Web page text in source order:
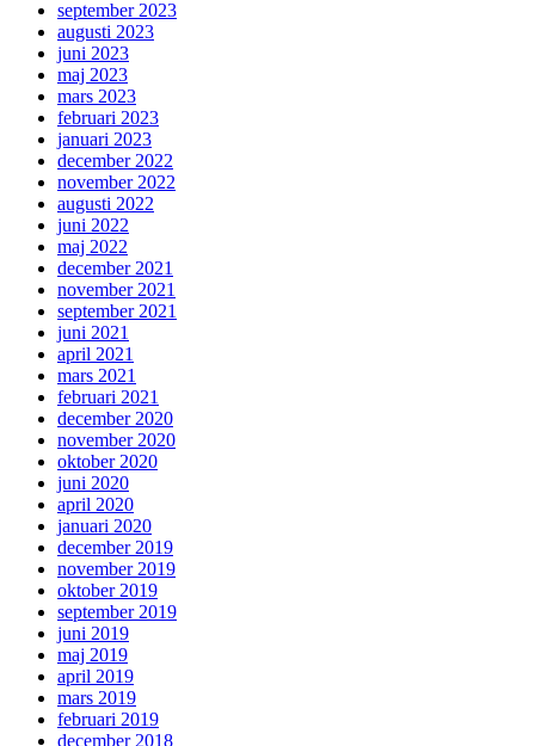
september 2023
augusti 2023
juni 2023
maj 2023
mars 2023
februari 2023
januari 2023
december 2022
november 2022
augusti 2022
juni 2022
maj 2022
december 2021
november 2021
september 2021
juni 2021
april 2021
mars 2021
februari 2021
december 2020
november 2020
oktober 2020
juni 2020
april 2020
januari 2020
december 2019
november 2019
oktober 2019
september 2019
juni 2019
maj 2019
april 2019
mars 2019
februari 2019
december 2018